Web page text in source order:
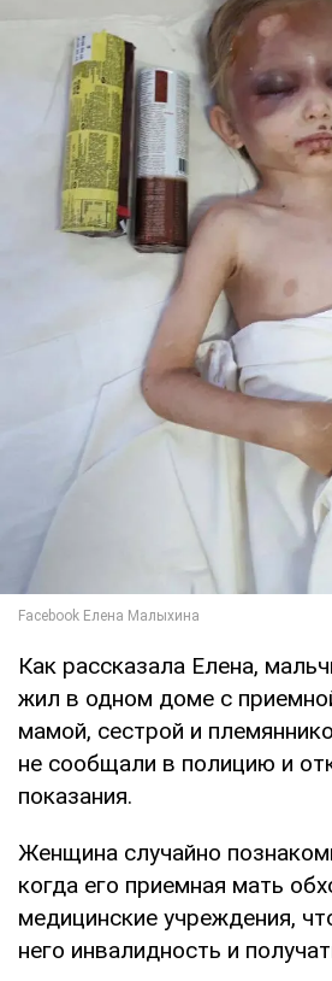
Как рассказала Елена,
жил в одном доме с
мамой, сестрой и
не сообщали в полицию и
показания.
Женщина случайно
когда его приемная мать
медицинские учреждения,
него инвалидность и